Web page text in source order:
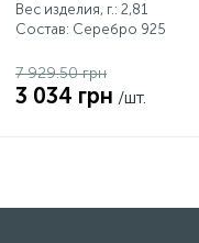
Вес изделия, г.: 2,81
Состав: Серебро 925
7 929.50 грн
3 034 грн /шт.